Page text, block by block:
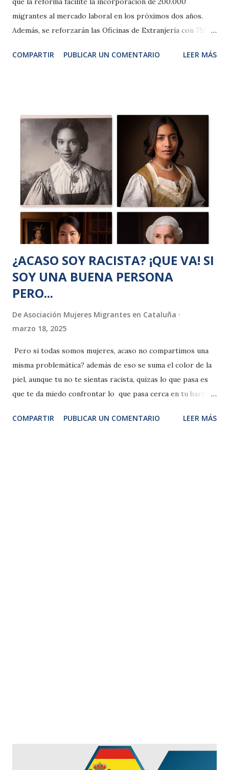
migrantes al mercado laboral en los próximos dos años.
Además, se reforzarán las Oficinas de Extranjería con 750
existe una saturación en los tiempos de respuesta y al
sectores clave como hostelería, sanidad y educación . Se
destaca que el 14% de los nuevos cotizantes a la Seguridad
Social provienen de la población extranjera. Pero no esta
dando las claves para evitar la economia sumergida, por
ejemplo de los trabajos en el sector servicios, y en el caso
de las mujeres trabajadoras de internas en los domicilios.
No swe dice nada de las personas migrantes que podrian
ser autonómas, y generar una oportunidad para regularizar
la actividad qu...
COMPARTIR PUBLICAR UN COMENTARIO LEER MÁS
¿ACASO SOY RACISTA? ¡QUE VA! SI
SOY UNA BUENA PERSONA
PERO...
De Asociación Mujeres Migrantes en Cataluña
marzo 18, 2025
Pero si todas somos mujeres, acaso no compartimos una
misma problemática? además de eso se suma el color de la
piel, aunque tu no te sientas racista, quizas lo que pasa es
que te da miedo confrontar lo que pasa cerca en tu barrio,
las clases sociales, tambien se suma al color de la piel,
COMPARTIR PUBLICAR UN COMENTARIO LEER MÁS